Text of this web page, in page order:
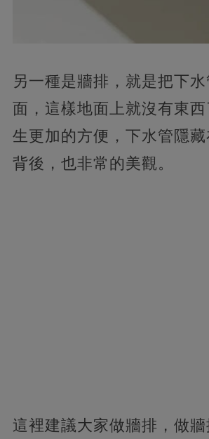
另一種是牆排，就是把下
面，這樣地面上就沒有東
生更加的方便，下水管隱
背後，也非常的美觀。
這裡建議大家做牆排，做